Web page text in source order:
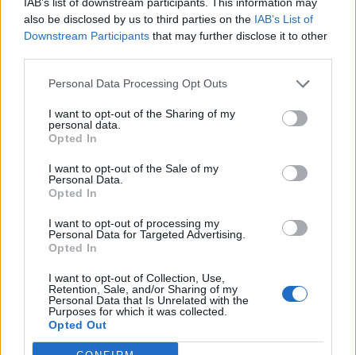
also be disclosed by us to third parties on the IAB’s List of
Downstream Participants that may further disclose it to other
Personal Data Processing Opt Outs
I want to opt-out of the Sharing of my
personal data.
Opted In
I want to opt-out of the Sale of my
Personal Data.
Opted In
I want to opt-out of processing my
Personal Data for Targeted Advertising.
Opted In
I want to opt-out of Collection, Use,
Retention, Sale, and/or Sharing of my
Personal Data that Is Unrelated with the
Purposes for which it was collected.
Opted Out
να περιμένει νεότερες επιστημονικές ανακοινώσεις.
Φυσικά, τον «επιστήμονα» υποδυόταν κάποιος
κωμικός.
Την Πρωταπριλιά του 1978 έκπληκτοι οι κάτοικοι
του Σίδνεϊ είδαν ένα ρυμουλκό να μπαίνει στο
λιμάνι, τραβώντας πίσω του ένα παγόβουνο. Η
Αυστραλία ήταν ακόμα καλοκαίρι. Το ραδιόφωνο
μετέδωσε την είδηση, εξηγώντας τι συνέβαινε: Το
παγόβουνο το είχε φέρει, λέει, ο αυστραλός
εκατομμυριούχος Ντικ Σμιθ, για να το κόψει σε
παγάκια και να τα πουλήσει προς 10 σεντς το ένα!
Πολλοί ενδιαφέρθηκαν να μάθουν πού μπορούσαν